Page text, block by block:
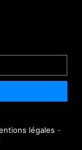
légales -